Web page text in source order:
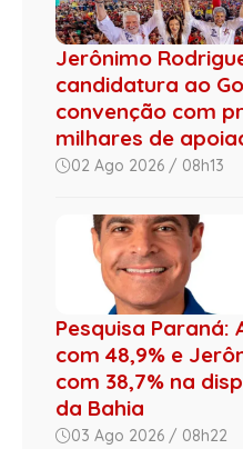
Jerônimo
candidatura ao
convenção com
milhares de
02 Ago 2026 / 08h13
Pesquisa Paraná:
com 48,9% e
com 38,7% na
da Bahia
03 Ago 2026 / 08h22